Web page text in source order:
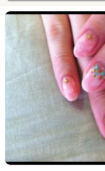
キーワードで検索
近くのサロンを探す
現在地から
ヘアサロン
ネイルサロン
まつげサロン